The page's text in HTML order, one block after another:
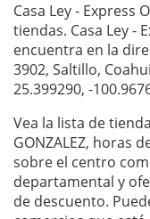
Casa Ley - Express
tiendas. Casa Ley -
encuentra en la
3902, Saltillo,
25.399290, -
Vea la lista de
GONZALEZ, horas
sobre el centro
departamental y
de descuento.